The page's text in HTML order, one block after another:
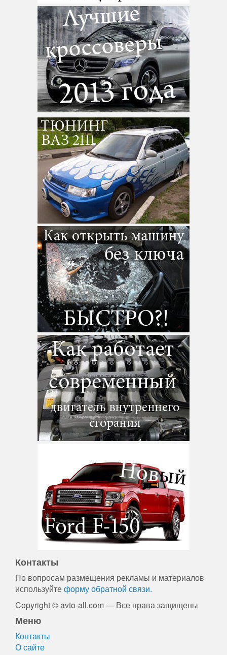
Контакты
По вопросам размещения рекламы и материалов
используйтеформу обратной связи.
Copyright © avto-all.com — Все права защищены
Меню
Контакты
О сайте